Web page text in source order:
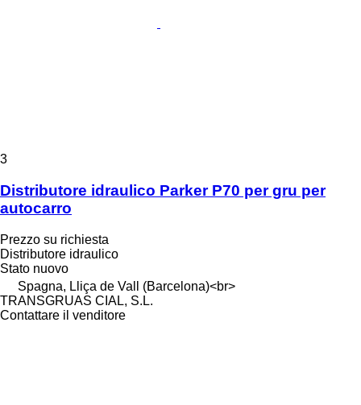
3
Distributore idraulico Parker P70 per gru per
autocarro
Prezzo su richiesta
Distributore idraulico
Stato nuovo
Spagna, Lliça de Vall (Barcelona)<br>
TRANSGRUAS CIAL, S.L.
Contattare il venditore